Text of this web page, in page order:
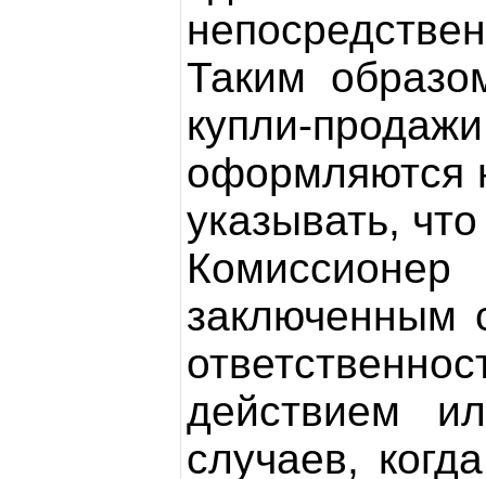
Таким
купли-
оформляются
указывать,
заключенным
действием
случаев,